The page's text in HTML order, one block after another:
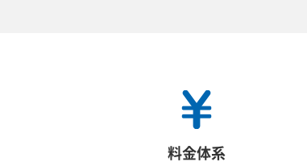
料金体系